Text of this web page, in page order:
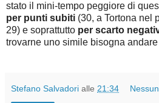
stato il mini-tempo peggiore di
per punti subiti (30, a Tortona nel
29) e soprattutto per scarto
trovarne uno simile bisogna
Stefano Salvadori alle 21:34